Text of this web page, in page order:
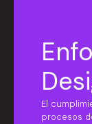
El
procesos